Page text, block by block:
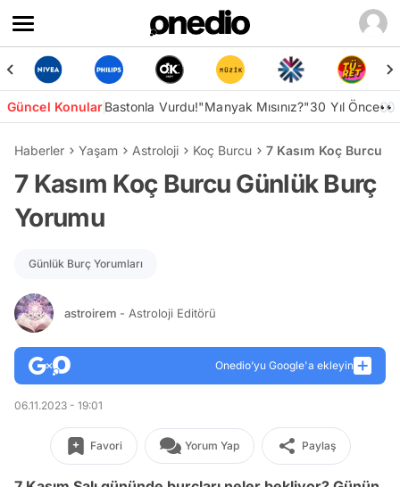
Güncel KonularBastonla Vurdu!"Manyak Mısınız?"30 Yıl Önce👀
Haberler Yaşam Astroloji Koç Burcu 7 Kasım Koç Burcu
7 Kasım Koç Burcu Günlük Burç
Yorumu
Günlük Burç Yorumları
astroirem - Astroloji Editörü
Onedio’yu Google'a ekleyin
06.11.2023 - 19:01
Favori Yorum Yap Paylaş